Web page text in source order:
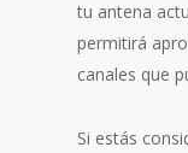
tu antena
permitirá
canales que
Si estás